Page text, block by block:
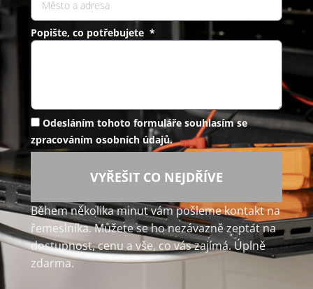
Popište, co potřebujete *
Odesláním tohoto formuláře souhlasím se
zpracováním osobních údajů.
VYŘEŠIT CO NEJDŘÍVE
Během několika minut vám pošleme kontakt na
řemeslníka. Můžete se ho nezávazně zeptat na
dostupnost, cenu a vše, co vás zajímá. Úplně
zdarma.